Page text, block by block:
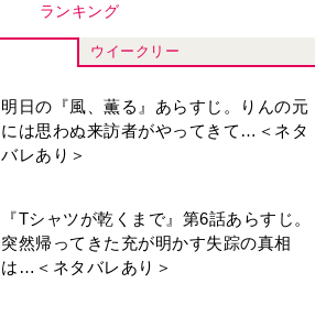
ランキング
ウイークリー
明日の『風、薫る』あらすじ。りんの元
には思わぬ来訪者がやってきて…＜ネタ
バレあり＞
『Tシャツが乾くまで』第6話あらすじ。
突然帰ってきた充が明かす失踪の真相
は…＜ネタバレあり＞